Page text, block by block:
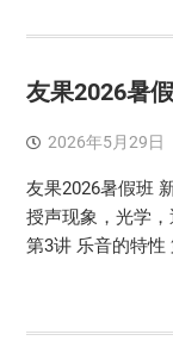
友果2026暑
2026年5月29日
友果2026暑假班
授声现象，光学
第3讲 乐音的特性